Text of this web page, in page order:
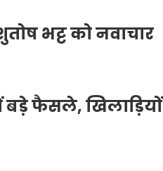
भट्ट को नवाचार
बड़े फैसले, खिलाड़ियों